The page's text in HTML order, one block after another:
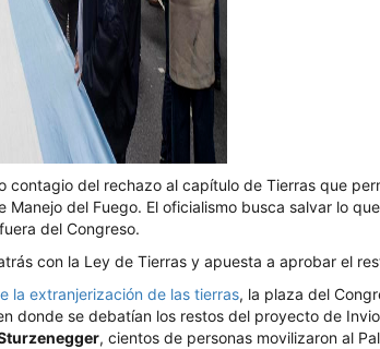
contagio del rechazo al capítulo de Tierras que
Manejo del Fuego. El oficialismo busca salvar lo
del Congreso.
con la Ley de Tierras y apuesta a aprobar el
la extranjerización de las tierras, la plaza del
donde se debatían los restos del proyecto de
, cientos de personas movilizaron al